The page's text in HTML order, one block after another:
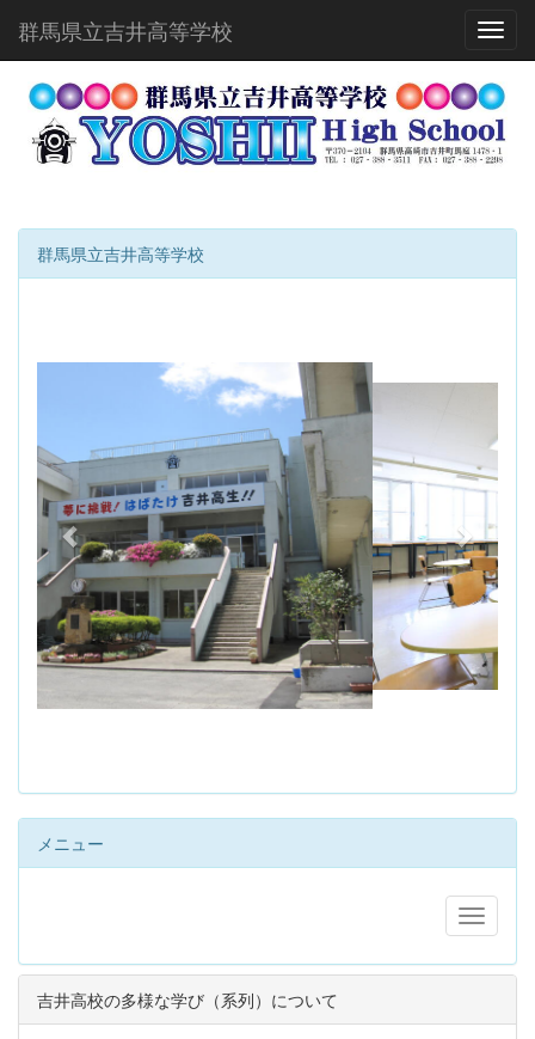
群馬県立吉井高等学校
群馬県立吉井高等学校
o
u
s
x
メニュー
吉井高校の多様な学び（系列）について